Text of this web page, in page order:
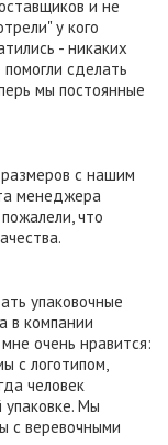
и не
у кого
- никаких
сделать
мы постоянные
с нашим
менеджера
что
упаковочные
в компании
очень нравится:
с логотипом,
человек
Мы
с веревочными